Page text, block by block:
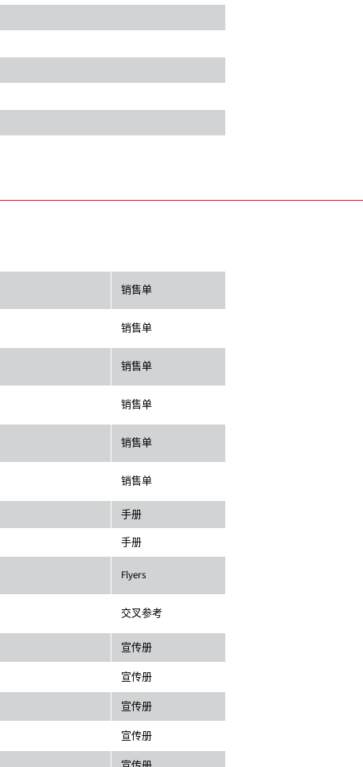
销售单
销售单
销售单
销售单
销售单
销售单
手册
手册
Flyers
交叉参考
宣传册
宣传册
宣传册
宣传册